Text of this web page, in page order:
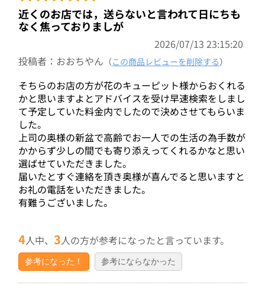
近くのお店では，送らないと言われて日にちも
なく焦っておりましが
2026/07/13 23:15:20
投稿者：おおちやん （この商品レビューを削除する）
そちらのお店の方が花のキューピット様からおくれる
かと思いますよとアドバイスを受け早速検索をしまし
て予定していた料金内でしたので決めさせてもらいま
した。
上司の奥様の新盆で高齢でお一人での生活の為手数が
かからず少しの間でも寄り添えってくれるかなと思い
選ばせていただきました。
届いたとすぐ連絡を頂き奥様が喜んでると思いますと
お礼の電話をいただきました。
有難うございました。
4人中、3人の方が参考になったと言っています。
参考になった！ 参考にならなかった